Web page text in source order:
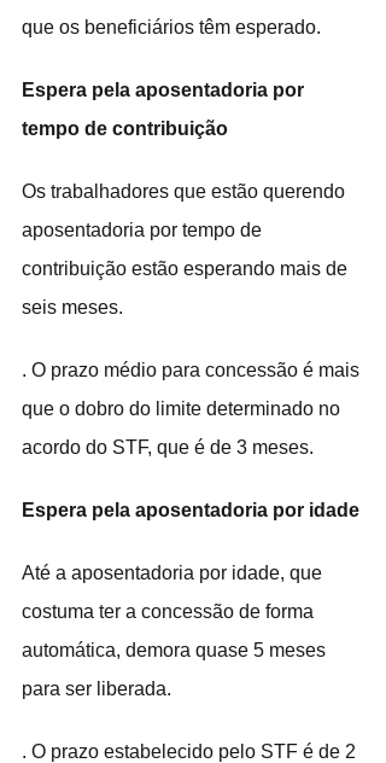
que os beneficiários têm esperado.
Espera pela aposentadoria por
tempo de contribuição
Os trabalhadores que estão querendo
aposentadoria por tempo de
contribuição estão esperando mais de
seis meses.
. O prazo médio para concessão é mais
que o dobro do limite determinado no
acordo do STF, que é de 3 meses.
Espera pela aposentadoria por idade
Até a aposentadoria por idade, que
costuma ter a concessão de forma
automática, demora quase 5 meses
para ser liberada.
. O prazo estabelecido pelo STF é de 2